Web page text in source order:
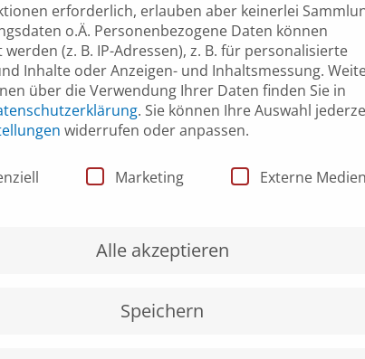
ORT
Online-Seminar
erforderlich, erlauben aber keinerlei
o.Ä. Personenbezogene Daten können
(z. B. IP-Adressen), z. B. für personalisierte
Inhalte oder Anzeigen- und Inhaltsmessung.
über die Verwendung Ihrer Daten finden Sie in
. Sie können Ihre Auswahl
widerrufen oder anpassen.
Marketing Externe Medien
Alle akzeptieren
Speichern